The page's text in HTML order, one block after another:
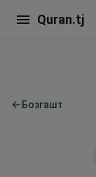
Quran.tj
←Бозгашт